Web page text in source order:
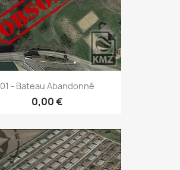
01 - Bateau Abandonné
0,00 €